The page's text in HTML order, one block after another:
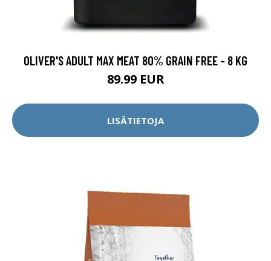
OLIVER'S ADULT MAX MEAT 80% GRAIN FREE - 8 KG
89.99 EUR
LISÄTIETOJA